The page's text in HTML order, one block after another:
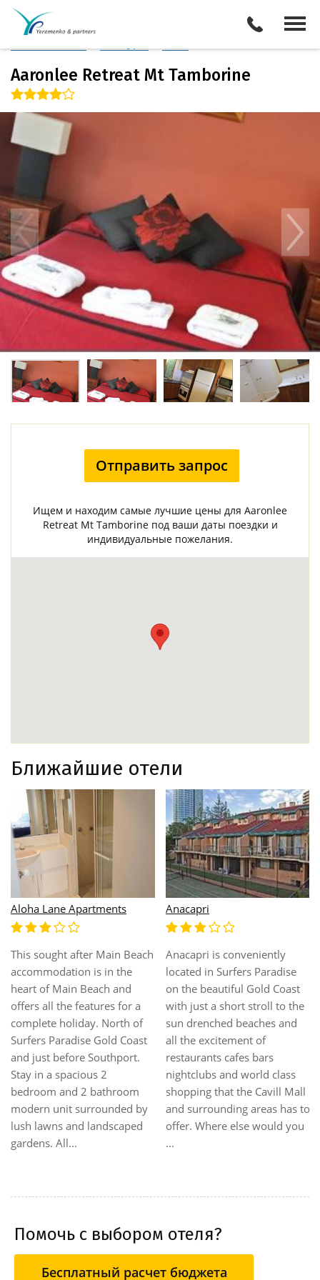
Австралия
Описание отеля
Aaronlee Retreat Mt Tamborine
Отправить запрос
Ищем и находим самые лучшие цены для Aaronlee
Retreat Mt Tamborine под ваши даты поездки и
индивидуальные пожелания.
Ближайшие отели
Aquarius Backpackers
Perfectly located in a
beautiful area of Southport,
this property is a perfect
getaway for adventurers,
backpackers and all guests
who enjoy traveling without
spending much money and
time.The hotel is set in a
friendly-environment,
offering a comfortable
dormitory-style
accommodation with a
Artique Resort
Located on the doorstep of
Surfers Paradise, and just a
short stroll from the beach,
Artique Resort offers
discerning guests a sought
after lifestyle that reflects the
best of the Gold Coast living.
The contemporary design
encloses fully self contained
accommodation with ocean,
hinterland, river ...
Помочь с выбором отеля?
Бесплатный расчет бюджета